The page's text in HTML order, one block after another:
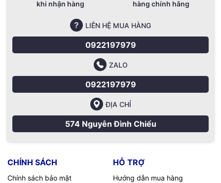
khi nhận hàng
hàng chính hãng
LIÊN HỆ MUA HÀNG
0922197979
ZALO
0922197979
ĐỊA CHỈ
574 Nguyễn Đình Chiểu
CHÍNH SÁCH
Chính sách bảo mật
HỖ TRỢ
Hướng dẫn mua hàng